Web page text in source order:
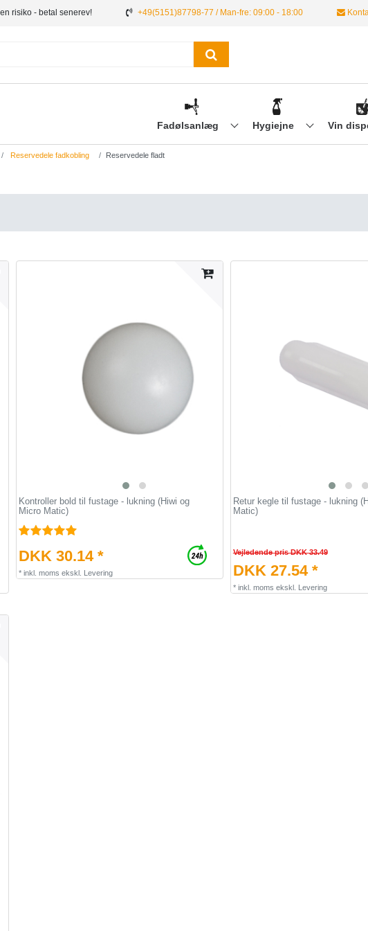
risiko - betal senerev! +49(5151)87798-77 / Man-fre: 09:00 - 18:00
Fadølsanlæg Hygiejne Vin
Reservedele fadkobling Reservedele fladt
Kontroller bold til fustage - lukning (Hiwi og
Micro Matic)
DKK 30.14 *
* inkl. moms ekskl. Levering
Retur kegle til fustage - lukning
Matic)
Vejledende pris DKK 33.49
DKK 27.54 *
* inkl. moms ekskl. Levering